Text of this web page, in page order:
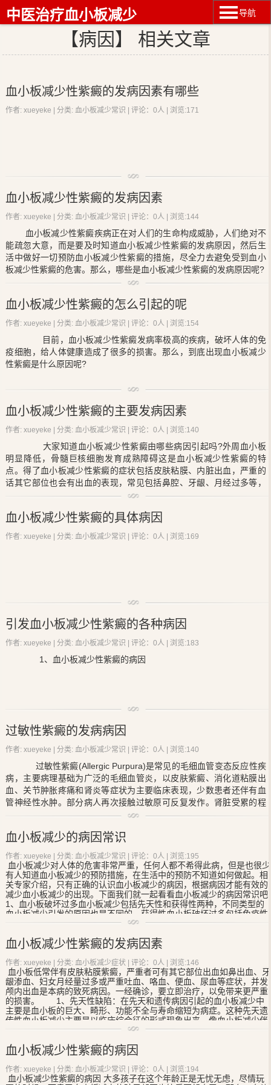
导航
中医治疗血小板减少
【病因】 相关文章
血小板减少性紫癜的发病因素有哪些
作者: xueyeke | 分类:血小板减少常识 | 评论：0人 | 浏览:171
疫机制参与;因为常在病毒感染后2～3周发病，且患者血清中大多数存
在血小板表面包被抗体(PAIgG)增加，引起血小板被吞噬细胞所破坏。
下面由专家教你认识
血小板减少性紫癜
的发病原因。
血小板破坏机制
发生
血小板减少性紫癜的主要病因要知道，正常血小板平均
寿命为7~11天，而血小板减少性紫癜病人血小板的寿命仅40~230分
钟。因为脾脏含有大量的巨噬细胞，可产生高浓度的抗血小板抗体，
且血流缓慢可阻留抗体被覆的血小板，因此脾脏成为血小板破坏的主
要场所。肝脏和骨髓也是血小板破坏的场所。慢性ITP血小板破坏是由
于抗血小板抗体与其相关抗原结合后，被巨噬细胞吞噬所致。
血小板减少性紫癜的发病因素
作者: xueyeke | 分类:血小板减少常识 | 评论：0人 | 浏览:144
血小板减少性紫癜疾病正在对人们的生命构成威胁，人们绝对不
能疏忽大意，而是要及时知道血小板减少性紫癜的发病原因，然后生
活中做好一切预防血小板减少性紫癜的措施，尽全力去避免受到 血小
板减少性紫癜的危害。那么，哪些是血小板减少性紫癜的发病原因呢?
致婴儿出生时，血小板计数常小于30×109/L，故发生出血。
(2)先天被动免疫性血小板减少性紫癜 ：本病特点是抗体既破
坏母亲的血小板，又破坏胎儿血小板。按病因的不同，可分为以下两
血小板减少性紫癜的怎么引起的呢
作者: xueyeke | 分类:血小板减少常识 | 评论：0人 | 浏览:154
目前， 血小板减少性紫癜发病率极高的疾病，破坏人体的免
疫细胞，给人体健康造成了很多的损害。那么，到底出现血小板减少
性紫癜是什么原因呢?
体。若将慢性ITP病人的血浆输给正常人，可使正常人的血小板减少;
如将正常人的血小板输给ITP病人，输入的血小板在短时间内被破坏。
由此证实ITP病人内血小板寿命缩短是由于血清中存在有破坏血小板的
抗体，称为血小板相关抗体 (PAIC3)，95%为IgG型，少量为IgM型。I
TP病人血循环中存在血小板相关补体C3(PAC3)，其增高与PAIg增高
成正比。
血小板减少性紫癜的主要发病因素
作者: xueyeke | 分类:血小板减少常识 | 评论：0人 | 浏览:140
大家知道血小板减少性紫癜由哪些病因引起吗?外周血小板
明显降低，骨髓巨核细胞发育成熟障碍这是血小板减少性紫癜的特
点。得了血小板减少性紫癜的症状包括皮肤粘膜、内脏出血，严重的
话其它部位也会有出血的表现，常见包括鼻腔、牙龈、月经过多等，
其中颅内出血是导致患者死亡的主要因素。
板寿命缩短是由于血清中存在有破坏血小板的抗体，称为血小板相关
抗体(PAIC3),95%为IgG型，少量未IgM和IgM型。ITP病人血循环中存
在血小板相关补体C3(PAC3)，其增高与PAIg增高成正比。
血小板减少性紫癜的具体病因
作者: xueyeke | 分类:血小板减少常识 | 评论：0人 | 浏览:169
新生儿血小板减少症，患ITP的孕妇所生婴儿中约50%伴有
性紫癜
，在患病期间新生儿的发病率更高些，也有孕妇血小板数正常
而有20%新生儿出现血小板减少，与本病有关的抗原常见的为PLA1，
其他如PLF2a，BaK9。
(1)同族免疫性血小板减少性紫癜
性紫癜的原因，才能根据病因对患者进行治疗，由于母婴血小板抗原
引发血小板减少性紫癜的各种病因
作者: xueyeke | 分类:血小板减少常识 | 评论：0人 | 浏览:183
1、 血小板减少性紫癜的病因
免疫性血小板减少性紫癜就是因为母婴血小板抗原性不合致 婴儿出生
时，血小板计数常小于30×109/L，故发生出血。
(2)而先天被动免疫性血小板减少性紫癜就是抗体不仅破坏母
亲的血小板，还会对胎儿的血小板有损害，这个还可以按照 不同的病
因来进行分类：
①母亲患有特发性血小板减少性紫癜
血小板抗体通过胎盘对胎儿的血小板进行破坏，而致血小板减 少。
过敏性紫癜的发病病因
作者: xueyeke | 分类:血小板减少常识 | 评论：0人 | 浏览:140
过敏性紫癜(Allergic Purpura)是常见的毛细血管变态反应性疾
病，主要病理基础为广泛的毛细血管炎，以皮肤紫癜、消化道粘膜出
血、关节肿胀疼痛和肾炎等症状为主要临床表现，少数患者还伴有血
管神经性水肿。部分病人再次接触过敏原可反复发作。肾脏受累的程
度及转归是决定预后的重要因素。
的最常见原因，也是加重和导致本病反复的重要因素。溶血链球菌是
常见的细菌，其它如结核杆菌、金黄色葡萄球菌、肺炎球菌及伤寒杆
菌亦可引起本病。病毒感染常见为流感、麻疹、风疹、水痘、流行性
腮腺炎等病毒。寄生虫感染以蛔虫最多见，其次为钩虫、丝虫、血吸
虫、鞭毛虫等。
（2）食物因素：主要有鱼、虾、牛奶、蛋类、蛤、鸡肉及羊肉等。
为特异体质对动物蛋白过敏所致。此外，巧克力及蚕豆也可引起本
（3）药物因素：许多药物均可以引起本病，常见的药物有青霉素、
链霉素、氯霉素、红霉素、磺胺类、解热镇痛药类如阿司匹林以及
金、汞、砷、铋制剂等。
（4）其他诱发因素：如寒冷刺激、花粉吸入、外伤、昆虫叮咬、预
防接种、等。春秋两季发病者居多，尤其以每年9月～12月居多。
血小板减少的病因常识
作者: xueyeke | 分类:血小板减少常识 | 评论：0人 | 浏览:195
血小板减少对人体的危害非常严重，任何人都不希得此病，但是也很少
有人知道血小板减少的预防措施，在生活中的预防不知道如何做起。相
关专家介绍，只有正确的认识血小板减少的病因，根据病因才能有效的
减少血小板减少的出现。下面我们就一起看看血小板减少的病因常识吧!
1、血小板破坏过多血小板减少包括先天性和获得性两种，不同类型的
血小板减少引发的原因也是不同的。获得性血小板破坏过多包括免疫性
及非免疫性两种。免疫性血小板破坏过多常见的包括特发性
血小板减少性紫癜的发病因素
作者: xueyeke | 分类:血小板减少症状 | 评论：0人 | 浏览:146
血小板低常伴有皮肤粘膜紫癜，严重者可有其它部位出血如鼻出血、牙
龈渗血、妇女月经量过多或严重吐血、咯血、便血、尿血等症状，并发
颅内出血是本病的致死病因。一经确诊，要立即治疗，以免带来更严重
的损害。 1、先天性缺陷：在先天和遗传病因引起的血小板减少中
主要是血小板的巨大、畸形、功能不全与寿命缩短为病症。这种先天遗
传性血小板减少主要是以临床综合征的形式现象出来，像血小板减少伴
缺失桡骨综合征、Fanconi综合征、Alport综合征等。巨核细胞内因性不
血小板减少性紫癜的病因
作者: xueyeke | 分类:血小板减少常识 | 评论：0人 | 浏览:194
血小板减少性紫癜的病因 大多孩子在这个年龄正是无忧无虑，尽情玩